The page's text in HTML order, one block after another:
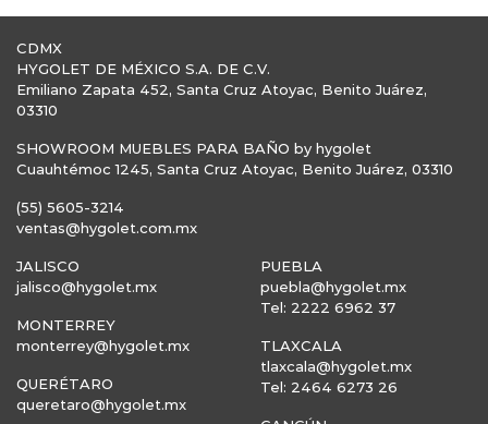
CDMX
HYGOLET DE MÉXICO S.A. DE C.V.
Emiliano Zapata 452, Santa Cruz Atoyac, Benito Juárez,
03310
SHOWROOM MUEBLES PARA BAÑO by hygolet
Cuauhtémoc 1245, Santa Cruz Atoyac, Benito Juárez, 03310
(55) 5605-3214
ventas@hygolet.com.mx
JALISCO
jalisco@hygolet.mx
MONTERREY
monterrey@hygolet.mx
QUERÉTARO
queretaro@hygolet.mx
PUEBLA
puebla@hygolet.mx
Tel: 2222 6962 37
TLAXCALA
tlaxcala@hygolet.mx
Tel: 2464 6273 26